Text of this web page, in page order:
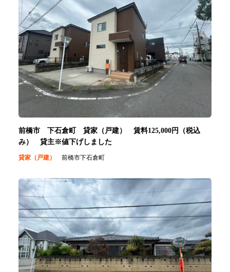
前橋市 下石倉町 貸家（戸建） 賃料125,000円（税込
み） 貸主※値下げしました
貸家（戸建） 前橋市下石倉町